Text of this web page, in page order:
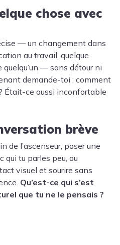
chose avec
— un changement dans
au travail, quelque
— sans détour ni
demande-toi : comment
Était-ce aussi inconfortable
brève
de l’ascenseur, poser une
qui tu parles peu, ou
visuel et sourire sans
Qu’est-ce qui s’est
que tu ne le pensais ?